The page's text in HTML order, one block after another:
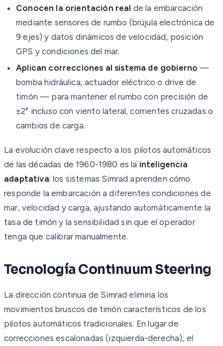
Conocen la orientación real de la embarcación
mediante sensores de rumbo (brújula electrónica de
9 ejes) y datos dinámicos de velocidad, posición
GPS y condiciones del mar.
Aplican correcciones al sistema de gobierno —
bomba hidráulica, actuador eléctrico o drive de
timón — para mantener el rumbo con precisión de
±2° incluso con viento lateral, corrientes cruzadas o
cambios de carga.
La evolución clave respecto a los pilotos automáticos
de las décadas de 1960-1980 es la inteligencia
adaptativa: los sistemas Simrad aprenden cómo
responde la embarcación a diferentes condiciones de
mar, velocidad y carga, ajustando automáticamente la
tasa de timón y la sensibilidad sin que el operador
tenga que calibrar manualmente.
Tecnología Continuum Steering
La dirección continua de Simrad elimina los
movimientos bruscos de timón característicos de los
pilotos automáticos tradicionales. En lugar de
correcciones escalonadas (izquierda-derecha), el